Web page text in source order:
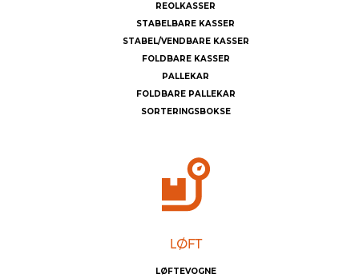
REOLKASSER
STABELBARE KASSER
STABEL/VENDBARE KASSER
FOLDBARE KASSER
PALLEKAR
FOLDBARE PALLEKAR
SORTERINGSBOKSE
LØFTEVOGNE